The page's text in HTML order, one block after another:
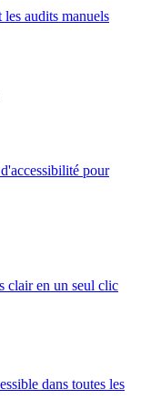
audits manuels
pour
clair en un seul clic
dans toutes les